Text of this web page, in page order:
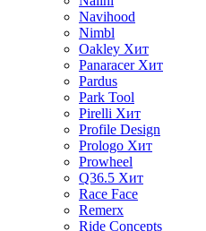
Navihood
Nimbl
Oakley Хит
Panaracer Хит
Pardus
Park Tool
Pirelli Хит
Profile Design
Prologo Хит
Prowheel
Q36.5 Хит
Race Face
Remerx
Ride Concepts